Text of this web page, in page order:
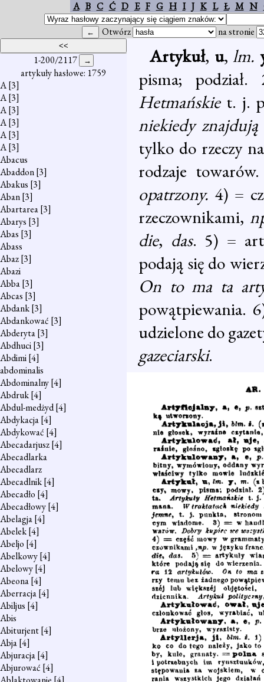
A B C Ć D E F G H I J K L Ł M N
Otwórz na stronie
1-200/2117
artykuły hasłowe: 1759
A[3]
A[3]
A[3]
A[3]
A[3]
A[3]
Abacus
Abaddon[3]
Abakus [3]
Aban[3]
Abartarea[3]
Abarys [3]
Abas [3]
Abass
Abaz[3]
Abazi
Abba[3]
Abcas [3]
Abdank[3]
Abdankować [3]
Abderyta[3]
Abdhuci[3]
Abdimi[4]
abdominalis
Abdominalny[4]
Abdruk[4]
Abdul-medżyd[4]
Abdykacja[4]
Abdykować [4]
Abecadarjusz[4]
Abecadlarka
Abecadlarz
Abecadlnik[4]
Abecadło [4]
Abecadłowy[4]
Abelagja[4]
Abelek[4]
Abeljo [4]
Abelkowy[4]
Abelowy[4]
Abeona[4]
Aberracja[4]
Abiljus [4]
Abis
Abiturjent[4]
Abja[4]
Abjuracja[4]
Abjurować [4]
Artykuł, u,lm.
pisma;
Hetmańskie t. j.
niekiedy
tylko do rzeczy
rodzaje
opatrzony. 4) =
rzeczownikami,
die, das. 5) =
podają się do
On to ma ta
powątpiewania.
udzielone do
gazeciarski.